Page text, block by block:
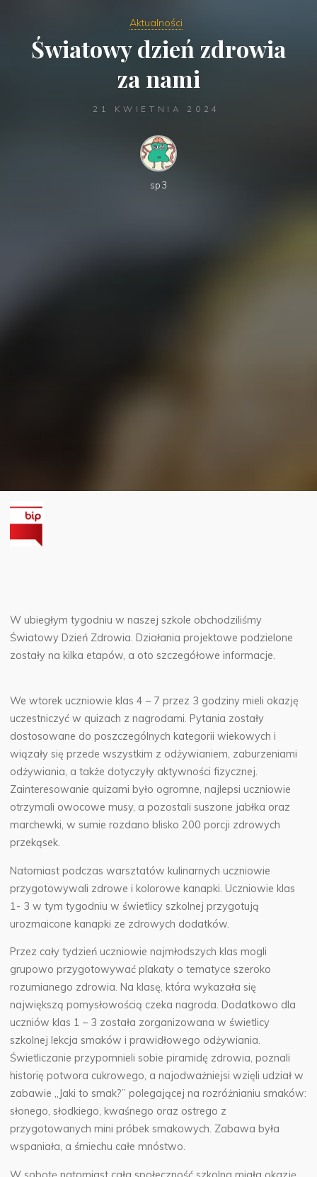
Aktualności
Światowy dzień zdrowia
za nami
21 KWIETNIA 2024
sp3
W ubiegłym tygodniu w naszej szkole obchodziliśmy
Światowy Dzień Zdrowia. Działania projektowe podzielone
zostały na kilka etapów, a oto szczegółowe informacje.
We wtorek uczniowie klas 4 – 7 przez 3 godziny mieli okazję
uczestniczyć w quizach z nagrodami. Pytania zostały
dostosowane do poszczególnych kategorii wiekowych i
wiązały się przede wszystkim z odżywianiem, zaburzeniami
odżywiania, a także dotyczyły aktywności fizycznej.
Zainteresowanie quizami było ogromne, najlepsi uczniowie
otrzymali owocowe musy, a pozostali suszone jabłka oraz
marchewki, w sumie rozdano blisko 200 porcji zdrowych
przekąsek.
Natomiast podczas warsztatów kulinarnych uczniowie
przygotowywali zdrowe i kolorowe kanapki. Uczniowie klas
1- 3 w tym tygodniu w świetlicy szkolnej przygotują
urozmaicone kanapki ze zdrowych dodatków.
Przez cały tydzień uczniowie najmłodszych klas mogli
grupowo przygotowywać plakaty o tematyce szeroko
rozumianego zdrowia. Na klasę, która wykazała się
największą pomysłowością czeka nagroda. Dodatkowo dla
uczniów klas 1 – 3 została zorganizowana w świetlicy
szkolnej lekcja smaków i prawidłowego odżywiania.
Świetliczanie przypomnieli sobie piramidę zdrowia, poznali
historię potwora cukrowego, a najodważniejsi wzięli udział w
zabawie „Jaki to smak?” polegającej na rozróżnianiu smaków:
słonego, słodkiego, kwaśnego oraz ostrego z
przygotowanych mini próbek smakowych. Zabawa była
wspaniała, a śmiechu całe mnóstwo.